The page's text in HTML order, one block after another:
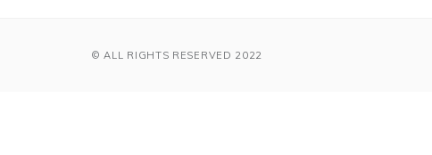
© ALL RIGHTS RESERVED 2022